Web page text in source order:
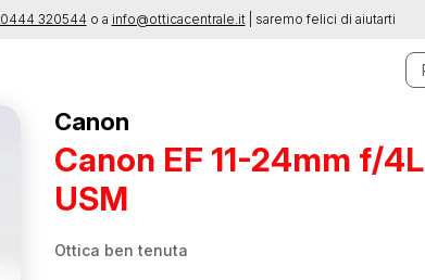
Canon
Canon EF 11-24mm f/4L
USM
Ottica ben tenuta
0444 320544 o a info@otticacentrale.it| saremo felici di aiutarti